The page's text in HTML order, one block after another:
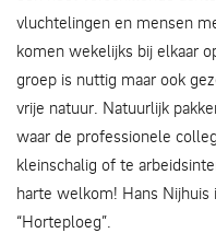
vluchtelingen en mensen
komen wekelijks bij elkaar
groep is nuttig maar ook
vrije natuur. Natuurlijk
waar de professionele
kleinschalig of te
harte welkom! Hans Nijhuis
“Horteploeg”.